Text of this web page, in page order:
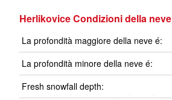
Herlikovice Condizioni della neve
La profondità maggiore della neve é:
La profondità minore della neve é:
Fresh snowfall depth: